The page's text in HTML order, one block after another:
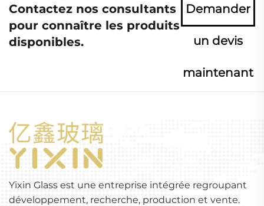
Contactez nos consultants
pour connaître les produits
disponibles.
Demander
un devis
maintenant
Yixin Glass est une entreprise intégrée regroupant
développement, recherche, production et vente.